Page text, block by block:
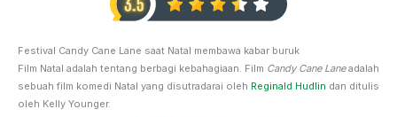
Festival Candy Cane Lane saat Natal membawa kabar buruk
Film Natal adalah tentang berbagi kebahagiaan. Film Candy Cane Laneadalah
sebuah film komedi Natal yang disutradarai oleh Reginald Hudlin dan ditulis
oleh Kelly Younger.